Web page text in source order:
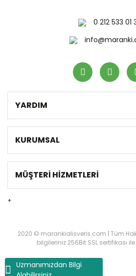
Uzmanımızdan Bilgi
0 212 533 01
YARDIM
KURUMSAL
MÜŞTERİ HİZMETLERİ
+
2020 © marankialisveris.com | Tüm
bilgileriniz 256Bit SSL sertifikası